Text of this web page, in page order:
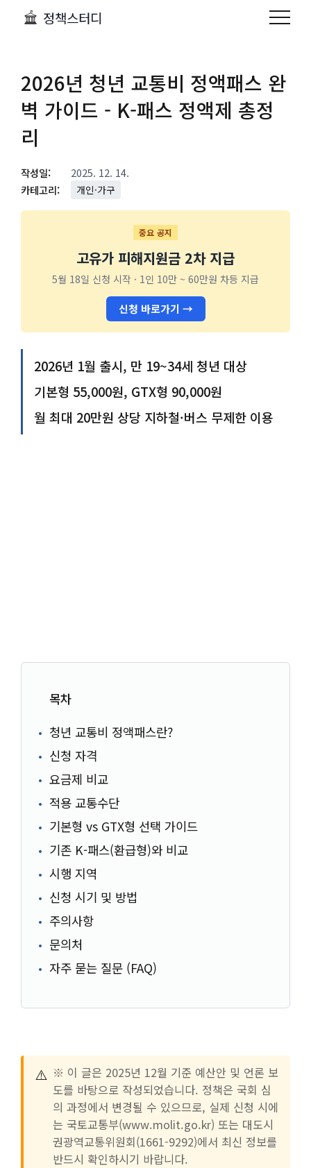
정책스터디
2026년 청년 교통비 정액패스 완
벽 가이드 - K-패스 정액제 총정
리
작성일:
2025. 12. 14.
카테고리:
개인·가구
중요 공지
고유가 피해지원금 2차 지급
5월 18일 신청 시작 · 1인 10만 ~ 60만원 차등 지급
신청 바로가기 →
2026년 1월 출시, 만 19~34세 청년 대상
기본형 55,000원, GTX형 90,000원
월 최대 20만원 상당 지하철·버스 무제한 이용
목차
청년 교통비 정액패스란?
신청 자격
요금제 비교
적용 교통수단
기본형 vs GTX형 선택 가이드
기존 K-패스(환급형)와 비교
시행 지역
신청 시기 및 방법
주의사항
문의처
자주 묻는 질문 (FAQ)
⚠️ ※ 이 글은 2025년 12월 기준 예산안 및 언론 보
도를 바탕으로 작성되었습니다. 정책은 국회 심
의 과정에서 변경될 수 있으므로, 실제 신청 시에
는 국토교통부(www.molit.go.kr) 또는 대도시
권광역교통위원회(1661-9292)에서 최신 정보를
반드시 확인하시기 바랍니다.